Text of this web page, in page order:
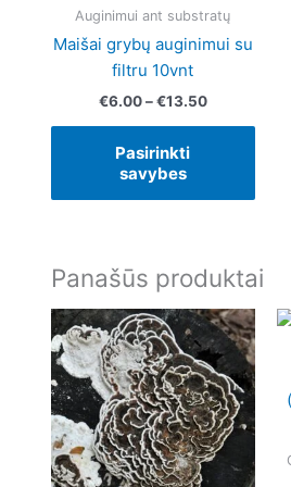
Auginimui ant substratų
Maišai grybų auginimui su
filtru 10vnt
€6.00–€13.50
Pasirinkti
savybes
Panašūs produktai
Price
range:
€6.00
through
€89.90
This
has